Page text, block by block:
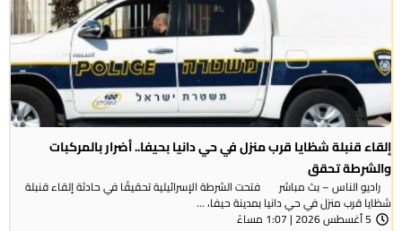
إلقاء قنبلة شظايا قرب منزل في حي دانيا بحيفا.. أضرار بالمركبات
والشرطة تحقق
راديو الناس – بث مباشر فتحت الشرطة الإسرائيلية تحقيقًا في حادثة إلقاء قنبلة
شظايا قرب منزل في حي دانيا بمدينة حيفا، ...
5 أغسطس 2026 | 1:07 مساءً